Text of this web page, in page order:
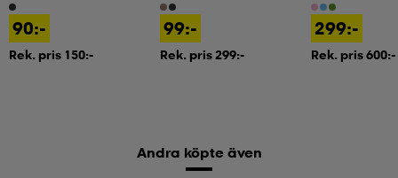
90:-
Rek. pris 150:-
99:-
Rek. pris 299:-
299:-
Rek. pris 600:-
Andra köpte även